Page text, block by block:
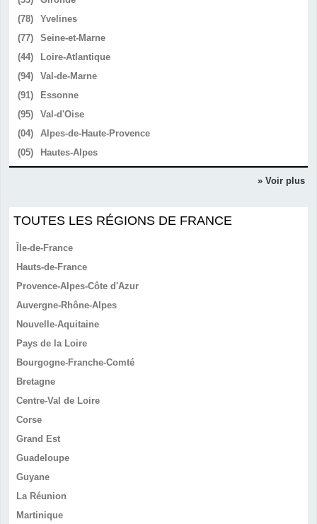
(78)
Yvelines
(77)
Seine-et-Marne
(44)
Loire-Atlantique
(94)
Val-de-Marne
(91)
Essonne
(95)
Val-d'Oise
(04)
Alpes-de-Haute-Provence
(05)
Hautes-Alpes
» Voir plus
TOUTES LES RÉGIONS DE FRANCE
Île-de-France
Hauts-de-France
Provence-Alpes-Côte d'Azur
Auvergne-Rhône-Alpes
Nouvelle-Aquitaine
Pays de la Loire
Bourgogne-Franche-Comté
Bretagne
Centre-Val de Loire
Corse
Grand Est
Guadeloupe
Guyane
La Réunion
Martinique